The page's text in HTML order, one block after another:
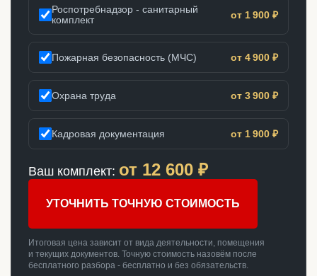
Роспотребнадзор - санитарный
комплект
от 1 900 ₽
Пожарная безопасность (МЧС) от 4 900 ₽
Охрана труда от 3 900 ₽
Кадровая документация от 1 900 ₽
Ваш комплект: от 12 600 ₽
УТОЧНИТЬ ТОЧНУЮ СТОИМОСТЬ
Итоговая цена зависит от вида деятельности, помещения
и текущих документов. Точную стоимость назовём после
бесплатного разбора - бесплатно и без обязательств.